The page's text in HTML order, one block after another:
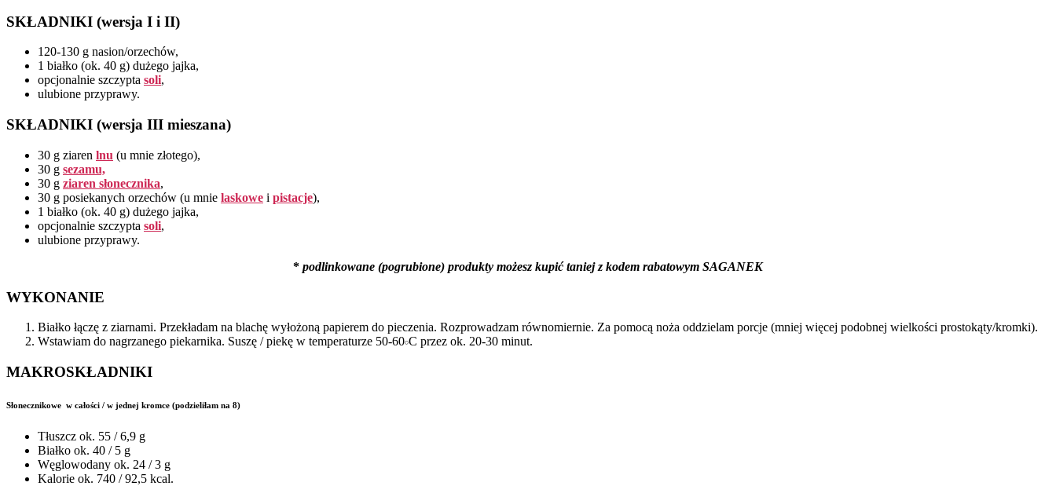
SKŁADNIKI (wersja I i II)
120-130 g nasion/orzechów,
1 białko (ok. 40 g) dużego jajka,
opcjonalnie szczypta soli,
ulubione przyprawy.
SKŁADNIKI (wersja III mieszana)
30 g ziaren lnu (u mnie złotego),
30 g sezamu,
30 g ziaren słonecznika,
30 g posiekanych orzechów (u mnie laskowe i pistacje),
1 białko (ok. 40 g) dużego jajka,
opcjonalnie szczypta soli,
ulubione przyprawy.
* podlinkowane (pogrubione) produkty możesz kupić taniej z kodem rabatowym SAGANEK
WYKONANIE
Białko łączę z ziarnami. Przekładam na blachę wyłożoną papierem do pieczenia. Rozprowadzam równomiernie. Za pomocą noża oddzielam porcje (mniej więcej podobnej wielkości prostokąty/kromki).
Wstawiam do nagrzanego piekarnika. Suszę / piekę w temperaturze 50-60𝇈C przez ok. 20-30 minut.
MAKROSKŁADNIKI
Słonecznikowe w całości / w jednej kromce (podzieliłam na 8)
Tłuszcz ok. 55 / 6,9 g
Białko ok. 40 / 5 g
Węglowodany ok. 24 / 3 g
Kalorie ok. 740 / 92,5 kcal.